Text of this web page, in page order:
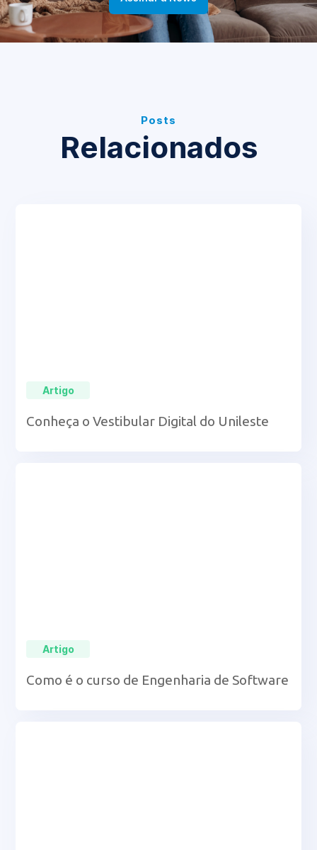
Posts
Relacionados
Artigo
Conheça o Vestibular Digital do Unileste
Artigo
Como é o curso de Engenharia de Software